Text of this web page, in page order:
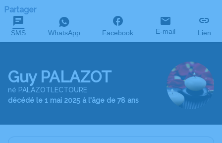
Partager
SMS WhatsApp Facebook E-mail Lien
Guy PALAZOT
né PALAZOTLECTOURE
décédé le 1 mai 2025 à l'âge de 78 ans